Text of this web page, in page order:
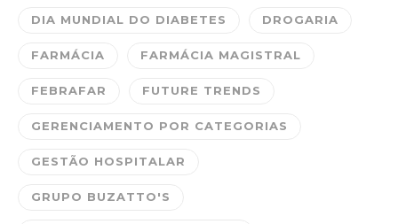
DIA MUNDIAL DO DIABETES DROGARIA
FARMÁCIA FARMÁCIA MAGISTRAL
FEBRAFAR FUTURE TRENDS
GERENCIAMENTO POR CATEGORIAS
GESTÃO HOSPITALAR
GRUPO BUZATTO'S